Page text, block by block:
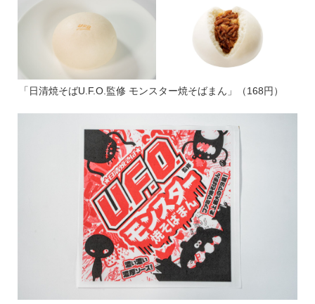
「日清焼そばU.F.O.監修 モンスター焼そばまん」（168円）